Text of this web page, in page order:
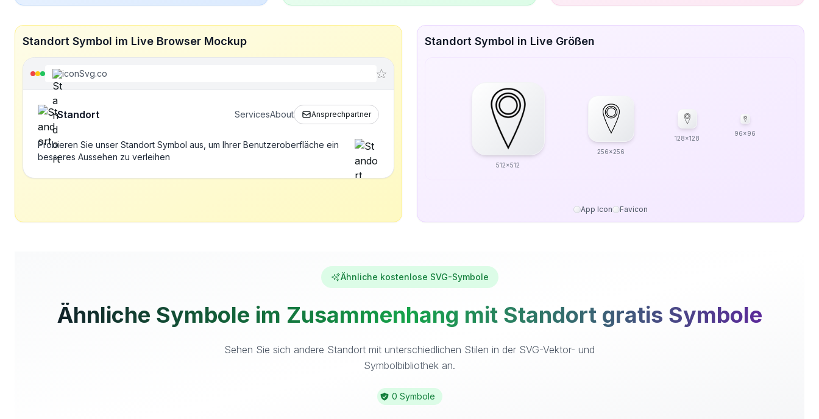
Standort Symbol im Live Browser Mockup
iconSvg.co
Standort ServicesAbout Ansprechpartner
Probieren Sie unser Standort Symbol aus, um Ihrer Benutzeroberfläche ein
besseres Aussehen zu verleihen
Standort Symbol in Live Größen
512x512
256x256
128x128
96x96
App Icon Favicon
Ähnliche kostenlose SVG-Symbole
Ähnliche Symbole im Zusammenhang mit Standort gratis Symbole
Sehen Sie sich andere Standort mit unterschiedlichen Stilen in der SVG-Vektor- und
Symbolbibliothek an.
0 Symbole